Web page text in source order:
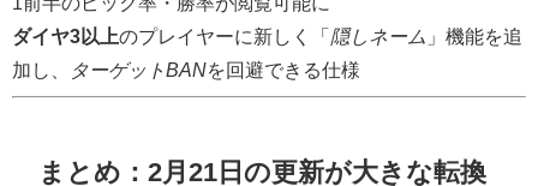
ダイヤ3以上のプレイヤーに新しく「 隠しネーム 」機能を追
加し、
ターゲットBANを回避できる仕様
まとめ：2月21日の更新が大きな転換